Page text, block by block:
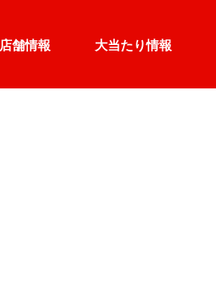
店舗情報 大当たり情報